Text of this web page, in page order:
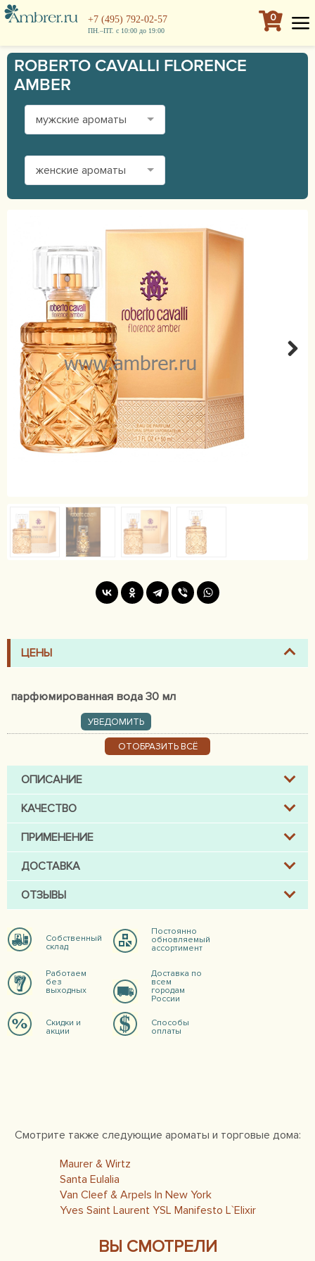
+7 (495) 792-02-57
ПН.–ПТ. с 10:00 до 19:00
0
ROBERTO CAVALLI FLORENCE
AMBER
мужские ароматы
женские ароматы
ЦЕНЫ
парфюмированная вода 30 мл
УВЕДОМИТЬ
ОТОБРАЗИТЬ ВСЁ
ОПИСАНИЕ
КАЧЕСТВО
ПРИМЕНЕНИЕ
ДОСТАВКА
ОТЗЫВЫ
Собственный
склад
Постоянно
обновляемый
ассортимент
Работаем
без
выходных
Доставка по
всем
городам
России
Скидки и
акции
Способы
оплаты
Смотрите также следующие ароматы и торговые дома:
Maurer & Wirtz
Santa Eulalia
Van Cleef & Arpels In New York
Yves Saint Laurent YSL Manifesto L`Elixir
ВЫ СМОТРЕЛИ